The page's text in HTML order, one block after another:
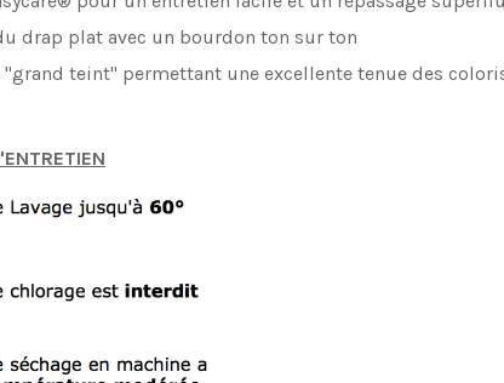
drap plat avec un bourdon ton sur ton
"grand teint" permettant une excellente tenue des